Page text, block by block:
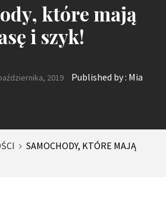
które mają
i szyk!
2019 Published by : Mia
SAMOCHODY, KTÓRE MAJĄ